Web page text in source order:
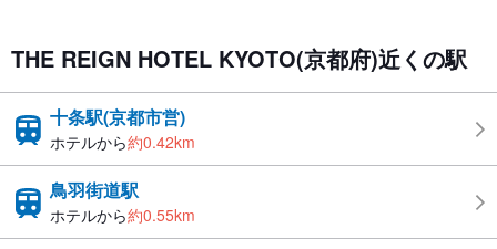
THE REIGN HOTEL KYOTO(京都府)近くの駅
十条駅(京都市営)
ホテルから約0.42km
鳥羽街道駅
ホテルから約0.55km